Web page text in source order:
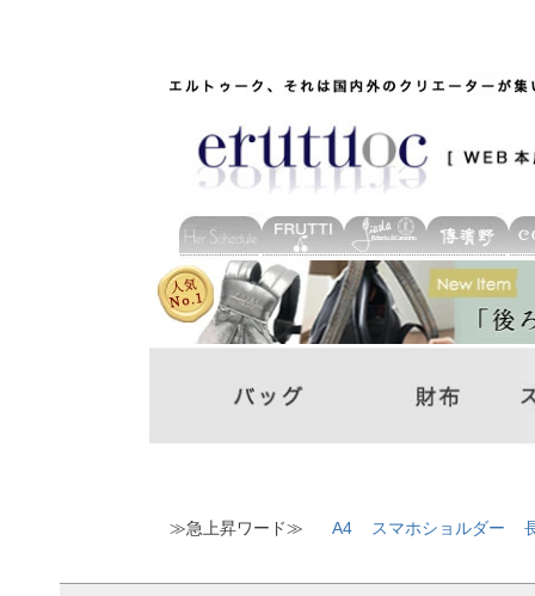
≫急上昇ワード≫ A4 スマホショルダー